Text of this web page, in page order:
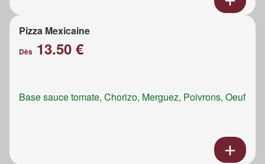
Pizza Mexicaine
Dès 13.50 €
Base sauce tomate, Chorizo, Merguez, Poivrons, Oeuf